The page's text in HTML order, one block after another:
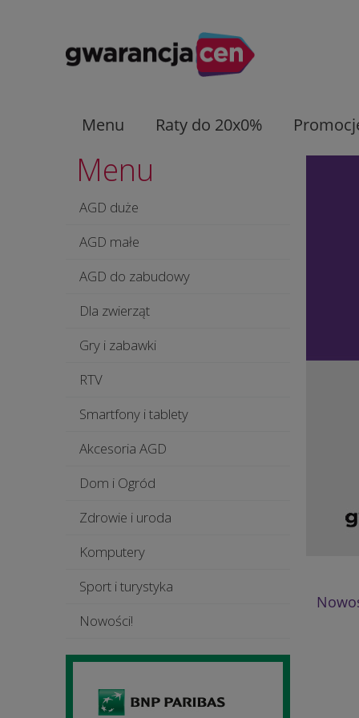
Menu Raty do 20x0%
Menu
AGD duże
AGD małe
AGD do zabudowy
Dla zwierząt
Gry i zabawki
RTV
Smartfony i tablety
Akcesoria AGD
Dom i Ogród
Zdrowie i uroda
Komputery
Sport i turystyka
Nowości!